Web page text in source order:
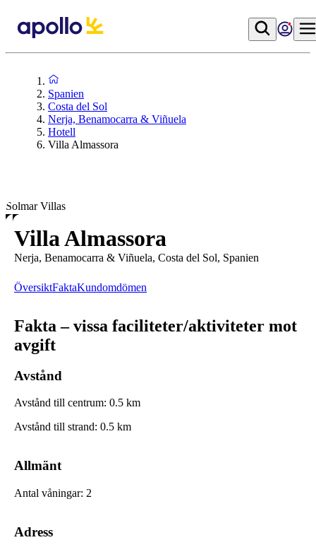
Spanien
Costa del Sol
Nerja, Benamocarra & Viñuela
Hotell
Villa Almassora
Solmar Villas
Villa Almassora
Nerja, Benamocarra & Viñuela, Costa del Sol, Spanien
ÖversiktFaktaKundomdömen
Fakta – vissa faciliteter/aktiviteter mot
avgift
Avstånd
Avstånd till centrum: 0.5 km
Avstånd till strand: 0.5 km
Allmänt
Antal våningar: 2
Adress